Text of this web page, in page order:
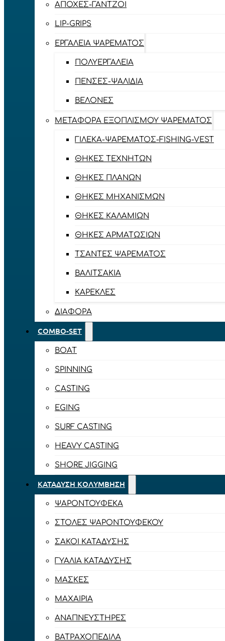
ΑΠΌΧΕΣ-ΓΆΝΤΖΟΙ
LIP-GRIPS
EΡΓΑΛΕΊΑ ΨΑΡΈΜΑΤΟΣ
ΠΟΛΥΕΡΓΑΛΕΊΑ
ΠΈΝΣΕΣ-ΨΑΛΊΔΙΑ
ΒΕΛΌΝΕΣ
ΜΕΤΑΦΟΡΆ ΕΞΟΠΛΙΣΜΟΎ ΨΑΡΈΜΑΤΟΣ
ΓΙΛΈΚΑ-ΨΑΡΈΜΑΤΟΣ-FISHING-VEST
ΘΉΚΕΣ ΤΕΧΝΗΤΏΝ
ΘΉΚΕΣ ΠΛΆΝΩΝ
ΘΉΚΕΣ ΜΗΧΑΝΙΣΜΏΝ
ΘΉΚΕΣ ΚΑΛΑΜΙΏΝ
ΘΉΚΕΣ ΑΡΜΑΤΩΣΙΏΝ
ΤΣΆΝΤΕΣ ΨΑΡΈΜΑΤΟΣ
ΒΑΛΙΤΣΆΚΙΑ
ΚΑΡΈΚΛΕΣ
ΔΙΆΦΟΡΑ
COMBO-SET
BOAT
SPINNING
CASTING
EGING
SURF CASTING
HEAVY CASTING
SHORE JIGGING
ΚΑΤΆΔΥΣΗ ΚΟΛΎΜΒΗΣΗ
ΨΑΡΟΝΤΟΎΦΕΚΑ
ΣΤΟΛΈΣ ΨΑΡΟΝΤΟΎΦΕΚΟΥ
ΣΆΚΟΙ ΚΑΤΆΔΥΣΗΣ
ΓΥΑΛΙΆ ΚΑΤΆΔΥΣΗΣ
ΜΆΣΚΕΣ
ΜΑΧΑΊΡΙΑ
ΑΝΑΠΝΕΥΣΤΉΡΕΣ
ΒΑΤΡΑΧΟΠΈΔΙΛΑ